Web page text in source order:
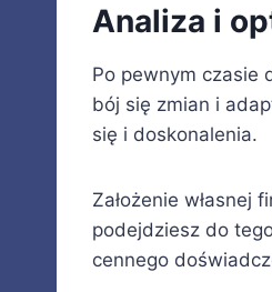
Analiza i
Po pewnym czasie
bój się zmian i
się i doskonalenia.
Założenie własnej
podejdziesz do
cennego